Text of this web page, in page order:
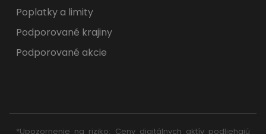
Poplatky a limity
Podporované krajiny
Podporované akcie
*Upozornenie na riziko: Ceny digitálnych aktív podliehajú